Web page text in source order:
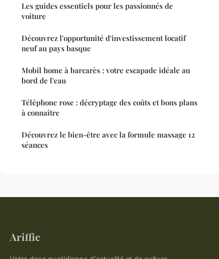
Les guides essentiels pour les passionnés de
voiture
Découvrez l'opportunité d'investissement locatif
neuf au pays basque
Mobil home à barcarès : votre escapade idéale au
bord de l'eau
Téléphone rose : décryptage des coûts et bons plans
à connaître
Découvrez le bien-être avec la formule massage 12
séances
Ariffic